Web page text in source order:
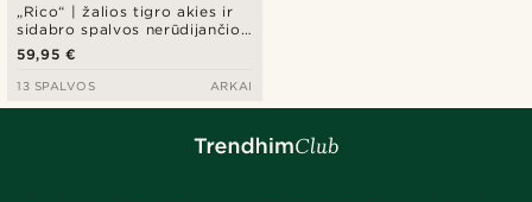
„Rico“ | žalios tigro akies ir
sidabro spalvos nerūdijančio
plieno apyrankė su kaukole
59,95 €
13 SPALVOS ARKAI